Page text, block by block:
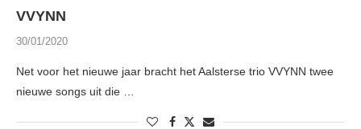
VVYNN
30/01/2020
Net voor het nieuwe jaar bracht het Aalsterse trio VVYNN twee
nieuwe songs uit die …